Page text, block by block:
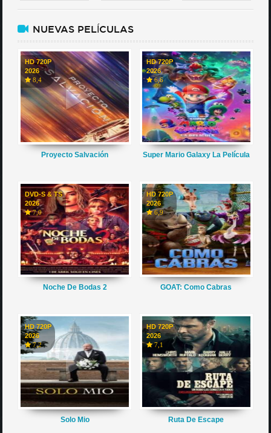
NUEVAS PELÍCULAS
HD 720P
2026
8,4
Proyecto Salvación
HD 720P
2026
6,6
Super Mario Galaxy La Película
DVD-S & TS
2026
7,0
Noche De Bodas 2
HD 720P
2026
6,9
GOAT: Como Cabras
HD 720P
2026
7,2
Solo Mio
HD 720P
2026
7,1
Ruta De Escape